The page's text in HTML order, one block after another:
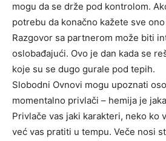
mogu da se drže pod kontrolom.
potrebu da konačno kažete sve
Razgovor sa partnerom može biti
oslobađajući. Ovo je dan kada se
koje su se dugo gurale pod tepih.
Slobodni Ovnovi mogu upoznati
momentalno privlači – hemija je
Privlače vas jaki karakteri, neko ko
već vas pratiti u tempu. Veče nosi